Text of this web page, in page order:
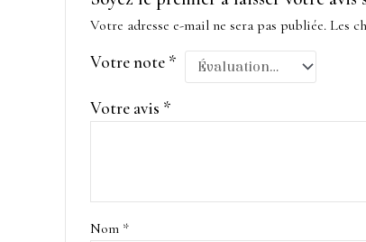
Votre adresse e-mail ne sera pas publiée. Les
Votre note *
Votre avis *
Nom *